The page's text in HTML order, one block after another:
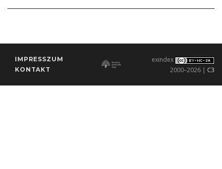
IMPRESSZUM
KONTAKT
exindex
2000–2026 | C3